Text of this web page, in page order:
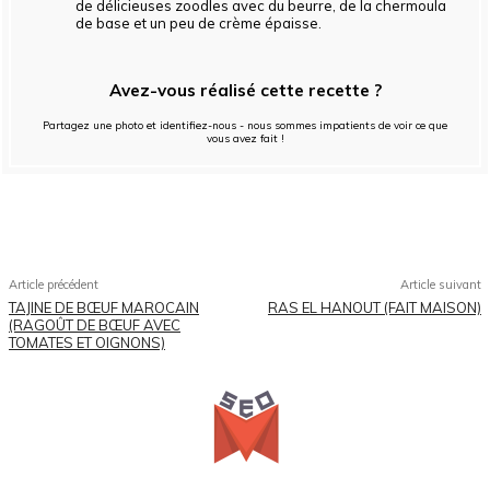
de délicieuses zoodles avec du beurre, de la chermoula
de base et un peu de crème épaisse.
Avez-vous réalisé cette recette ?
Partagez une photo et identifiez-nous - nous sommes impatients de voir ce que
vous avez fait !
Article précédent
TAJINE DE BŒUF MAROCAIN
(RAGOÛT DE BŒUF AVEC
TOMATES ET OIGNONS)
Article suivant
RAS EL HANOUT (FAIT MAISON)